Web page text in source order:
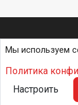
Мы используем
Политика
Настроить